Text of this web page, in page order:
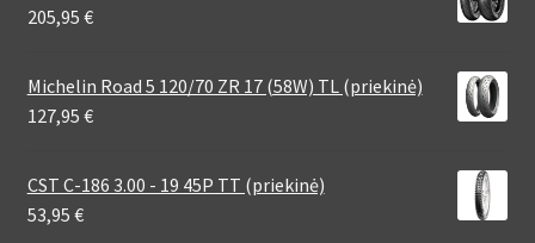
205,95 €
Michelin Road 5 120/70 ZR 17 (58W) TL (priekinė)
127,95 €
CST C-186 3.00 - 19 45P TT (priekinė)
53,95 €